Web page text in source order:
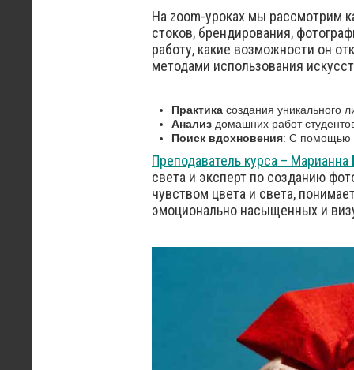
На zoom-уроках мы рассмотрим
стоков, брендирования,
работу, какие возможности он
методами использования
Практика создания уникального
Анализ домашних работ
Поиск вдохновения: С помощью
Преподаватель курса –
света и эксперт по созданию
чувством цвета и света,
эмоционально насыщенных и